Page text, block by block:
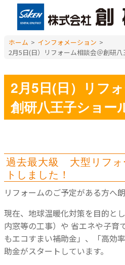
ホーム > インフォメーション >
2月5日(日）リフ
創研八王子ショー
過去最大級 大型リフォ
トしました！
リフォームのご予定がある方へ
現在、地球温暖化対策を目的と
内窓等の工事）や 省エネや子育
もエコすまい補助金」、「高効
助金がスタートしています。